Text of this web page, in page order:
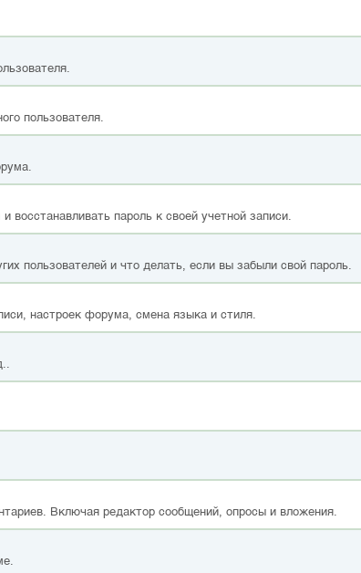
пользователя.
пароль к своей учетной записи.
пользователей и что делать, если вы забыли свой пароль.
настроек форума, смена языка и стиля.
Включая редактор сообщений, опросы и вложения.